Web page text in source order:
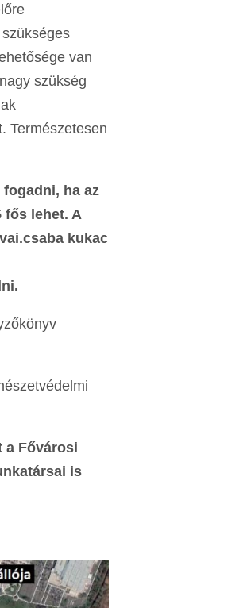
van
szükség
Természetesen
ha az
fős lehet. A
kukac
a Fővárosi
is